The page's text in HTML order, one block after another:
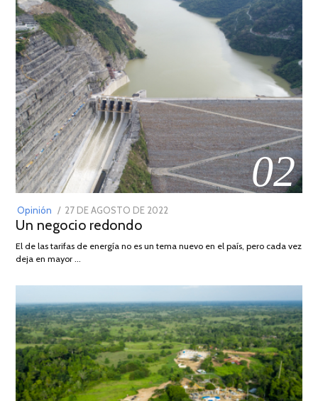
02
Opinión
POSTED
ON
27 DE AGOSTO DE 2022
DE
Un negocio redondo
El de las tarifas de energía no es un tema nuevo en el país, pero cada vez
deja en mayor …